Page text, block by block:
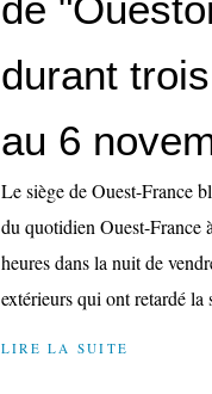
durant
au 6
Le siège de Ouest-France
du quotidien Ouest-France
heures dans la nuit de
extérieurs qui ont retardé la
LIRE LA SUITE